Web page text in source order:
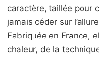
caractère, taillée pour
jamais céder sur
Fabriquée en France,
chaleur, de la